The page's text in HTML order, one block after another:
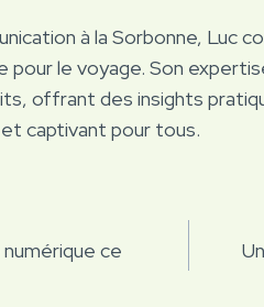
à la Sorbonne, Luc
pour le voyage. Son
offrant des insights
captivant pour tous.
numérique ce